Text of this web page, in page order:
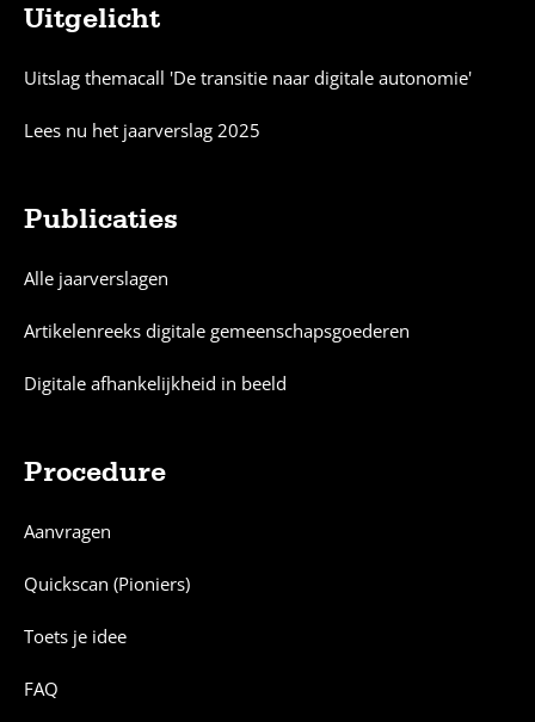
Uitgelicht
Uitslag themacall 'De transitie naar digitale autonomie'
Lees nu het jaarverslag 2025
Publicaties
Alle jaarverslagen
Artikelenreeks digitale gemeenschapsgoederen
Digitale afhankelijkheid in beeld
Procedure
Aanvragen
Quickscan (Pioniers)
Toets je idee
FAQ